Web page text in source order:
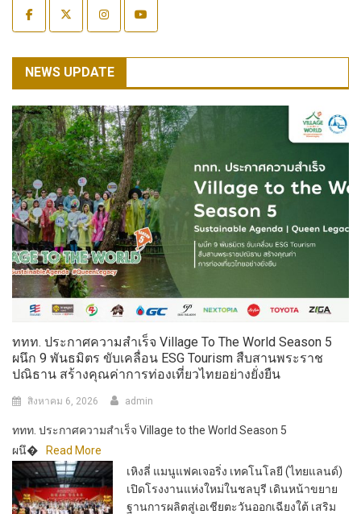
NEWS UPDATE
ททท. ประกาศความสำเร็จ Village To The World Season 5
ผนึก 9 พันธมิตร ขับเคลื่อน ESG Tourism สืบสานพระราช
ปณิธาน สร้างคุณค่าการท่องเที่ยวไทยอย่างยั่งยืน
สิงหาคม 6, 2026 admin
ททท. ประกาศความสำเร็จ Village to the World Season 5
ผนึ�
Read More
เหิงลี่ แมนูแฟคเจอริ่ง เทคโนโลยี (ไทยแลนด์)
เปิดโรงงานแห่งใหม่ในชลบุรี เดินหน้าขยาย
ฐานการผลิตสู่เอเชียตะวันออกเฉียงใต้ เสริม